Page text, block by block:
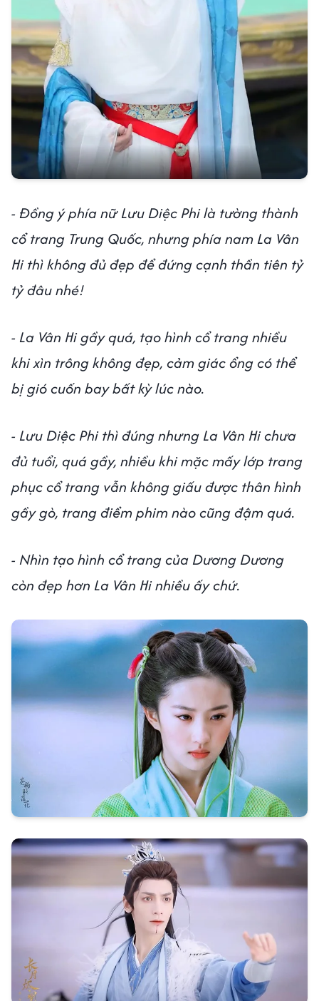
- Đồng ý phía nữ Lưu Diệc Phi là tường thành
cổ trang Trung Quốc, nhưng phía nam La Vân
Hi thì không đủ đẹp để đứng cạnh thần tiên tỷ
tỷ đâu nhé!
- La Vân Hi gầy quá, tạo hình cổ trang nhiều
khi xìn trông không đẹp, cảm giác ổng có thể
bị gió cuốn bay bất kỳ lúc nào.
- Lưu Diệc Phi thì đúng nhưng La Vân Hi chưa
đủ tuổi, quá gầy, nhiều khi mặc mấy lớp trang
phục cổ trang vẫn không giấu được thân hình
gầy gò, trang điểm phim nào cũng đậm quá.
- Nhìn tạo hình cổ trang của Dương Dương
còn đẹp hơn La Vân Hi nhiều ấy chứ.